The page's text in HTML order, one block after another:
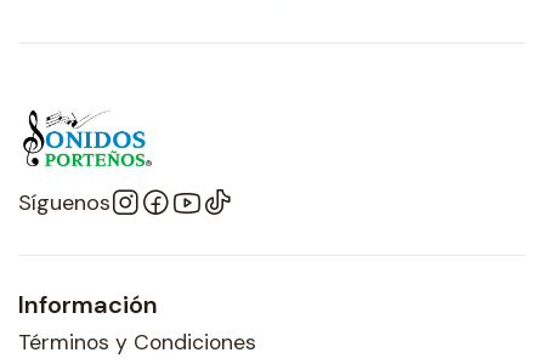
Síguenos
Información
Términos y Condiciones